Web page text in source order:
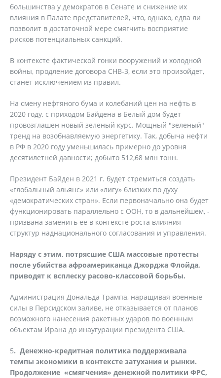
большинства у демократов в Сенате и снижение их
влияния в Палате представителей, что, однако, едва ли
позволит в достаточной мере смягчить восприятие
рисков потенциальных санкций.
В контексте фактической гонки вооружений и холодной
войны, продление договора СНВ-3, если это произойдет,
станет исключением из правил.
На смену нефтяного бума и колебаний цен на нефть в
2020 году, с приходом Байдена в Белый дом будет
провозглашен новый зеленый курс. Мощный "зеленый"
тренд на возобнавляемую энергетику. Так, добыча нефти
в РФ в 2020 году уменьшилась примерно до уровня
десятилетней давности; добыто 512,68 млн тонн.
Президент Байден в 2021 г. будет стремиться создать
«глобальный альянс» или «лигу» близких по духу
«демократических стран». Если первоначально она будет
функционировать параллельно с ООН, то в дальнейшем, -
призвана заменить ее в контексте роста влияния
структур наднационального согласования и управления.
Наряду с этим, потрясшие США массовые протесты
после убийства афроамериканца Джорджа Флойда,
приводят к всплеску расово-классовой борьбы.
Администрация Дональда Трампа, наращивая военные
силы в Персидском заливе, не отказывается от планов
возможного нанесения ракетных ударов по военным
объектам Ирана до инаугурации президента США.
5. Денежно-кредитная политика поддерживала
темпы экономики в контексте затухания и рынки.
Продолжение «смягчения» денежной политики ФРС,